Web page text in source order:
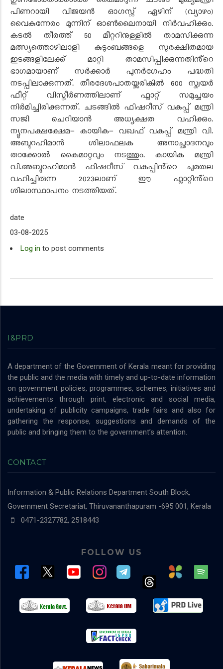
പിണറായി വിജയൻ ഓഗസ്റ്റ് ഏഴിന് (വ്യാഴം)
വൈകുന്നേരം മൂന്നിന് ഓൺലൈനായി നിർവഹിക്കും.
കടൽ തീരത്ത് 50 മീറ്ററിനുള്ളിൽ താമസിക്കുന്ന
മത്സ്യത്തൊഴിലാളി കുടുംബങ്ങളെ സുരക്ഷിതമായ
ഇടങ്ങളിലേക്ക് മാറ്റി താമസിപ്പിക്കുന്നതിൻ്റെ
ഭാഗമായാണ് സർക്കാർ പുനർഗേഹം പദ്ധതി
നടപ്പിലാക്കുന്നത്. തീരദേശപാതയ്ക്കരികിൽ 600 സ്ക്വയർ
ഫീറ്റ് വിസ്തീർണത്തിലാണ് ഫ്ലാറ്റ് സമുച്ചയം
നിർമിച്ചിരിക്കുന്നത്. ചടങ്ങിൽ ഫിഷറീസ് വകുപ്പ് മന്ത്രി
സജി ചെറിയാൻ അധ്യക്ഷത വഹിക്കും.
ന്യൂനപക്ഷക്ഷേമ- കായിക- വഖഫ് വകുപ്പ് മന്ത്രി വി.
അബ്ദുറഹിമാൻ ശിലാഫലക അനാച്ഛാദനവും
താക്കോൽ കൈമാറ്റവും നടത്തും. കായിക മന്ത്രി
വി.അബ്ദുറഹിമാൻ ഫിഷറീസ് വകുപ്പിൻ്റെ ചുമതല
വഹിച്ചിരുന്ന 2023ലാണ് ഈ ഫ്ലാറ്റിൻ്റെ
ശിലാസ്ഥാപനം നടത്തിയത്.
date
03-08-2025
Log in to post comments
I&PRD
A department of the Government of Kerala meant for providing
the public and the media with timely and up-to-date information
on government policies, programmes, schemes, initiatives and
achievements through print, electronic and social media,
undertaking of publicity campaigns, trade fairs and also for
gathering the response, suggestions and demands of the
public and bringing them to the government’s attention.
CONTACT
Information & Public Relations Department South Block,
Government Secretariat, Thiruvananthapuram -695 001, Kerala
0471-2327782, 2518443
FOLLOW US